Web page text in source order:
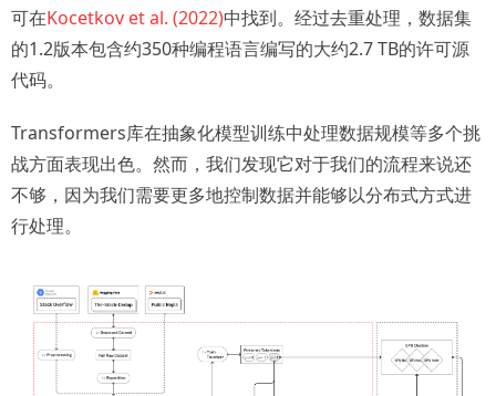
可在Kocetkov et al. (2022)中找到。经过去重处理，数据集
的1.2版本包含约350种编程语言编写的大约2.7 TB的许可源
代码。
Transformers库在抽象化模型训练中处理数据规模等多个挑
战方面表现出色。然而，我们发现它对于我们的流程来说还
不够，因为我们需要更多地控制数据并能够以分布式方式进
行处理。